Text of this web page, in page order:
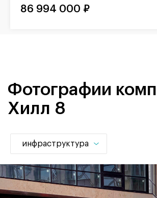
86 994 000 ₽
Фотографии
Хилл 8
инфраструктура